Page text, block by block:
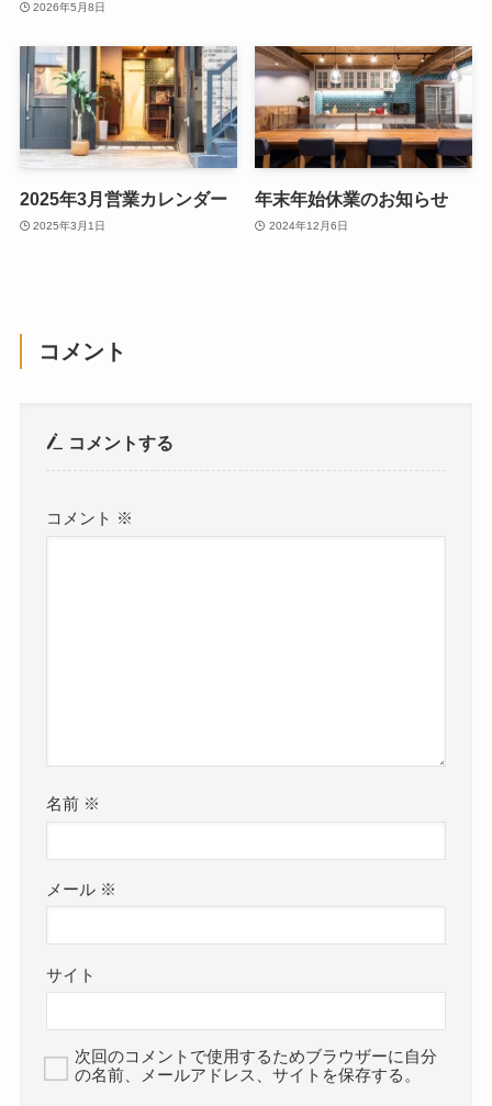
2026年5月8日
2025年3月営業カレンダー
2025年3月1日
年末年始休業のお知らせ
2024年12月6日
コメント
コメントする
コメント ※
名前 ※
メール ※
サイト
次回のコメントで使用するためブラウザーに自分
の名前、メールアドレス、サイトを保存する。